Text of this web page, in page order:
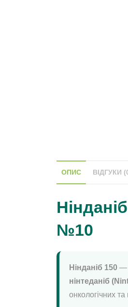
ОПИС ВІДГУКИ
№10
Нінданіб 150 —
нінтеданіб
онкологічних